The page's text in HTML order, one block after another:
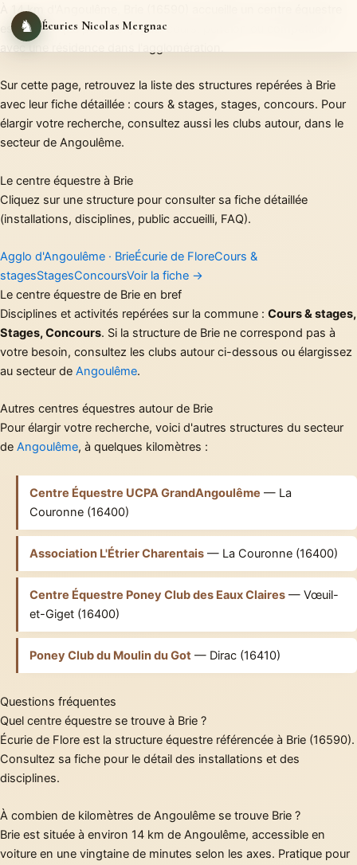
♞ Écuries Nicolas Mergnac
Aller
au
À 14 km d'Angoulême, Brie (16590) accueille un centre équestre
est — pratique pour conjuguer cours, pension ou compétition
Sur cette page, retrouvez la liste des structures repérées à Brie
avec leur fiche détaillée : cours & stages, stages, concours. Pour
élargir votre recherche, consultez aussi les clubs autour, dans le
secteur de Angoulême.
Le centre équestre à Brie
Cliquez sur une structure pour consulter sa fiche détaillée
(installations, disciplines, public accueilli, FAQ).
Agglo d'Angoulême · BrieÉcurie de FloreCours &
stagesStagesConcoursVoir la fiche →
Le centre équestre de Brie en bref
Disciplines et activités repérées sur la commune : Cours & stages,
Stages, Concours. Si la structure de Brie ne correspond pas à
votre besoin, consultez les clubs autour ci-dessous ou élargissez
au secteur de Angoulême.
Autres centres équestres autour de Brie
Pour élargir votre recherche, voici d'autres structures du secteur
de Angoulême, à quelques kilomètres :
Centre Équestre UCPA GrandAngoulême — La
Couronne (16400)
Association L'Étrier Charentais — La Couronne (16400)
Centre Équestre Poney Club des Eaux Claires — Vœuil-
et-Giget (16400)
Poney Club du Moulin du Got — Dirac (16410)
Questions fréquentes
Quel centre équestre se trouve à Brie ?
Écurie de Flore est la structure équestre référencée à Brie (16590).
Consultez sa fiche pour le détail des installations et des
disciplines.
À combien de kilomètres de Angoulême se trouve Brie ?
Brie est située à environ 14 km de Angoulême, accessible en
voiture en une vingtaine de minutes selon les axes. Pratique pour